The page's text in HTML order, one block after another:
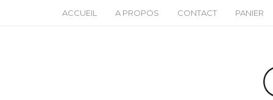
ACCUEIL A PROPOS CONTACT PANIER